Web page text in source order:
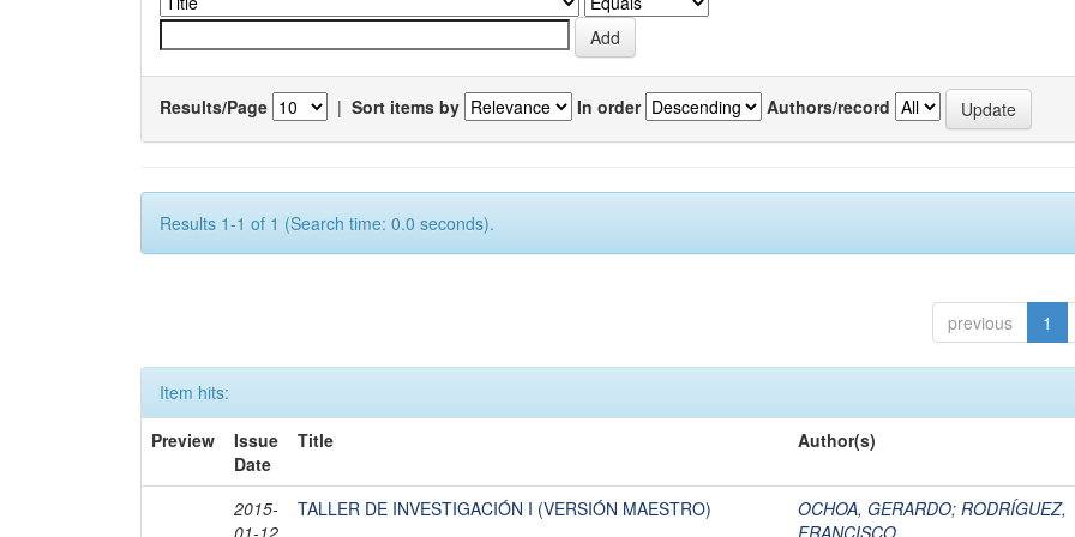
Results/Page | Sort items by In order Authors/record
Results 1-1 of 1 (Search time: 0.0 seconds).
previous 1
Item hits:
Preview
Issue
Date
Title Author(s)
2015-
01-12
TALLER DE INVESTIGACIÓN I (VERSIÓN MAESTRO) OCHOA, GERARDO; RODRÍGUEZ,
FRANCISCO